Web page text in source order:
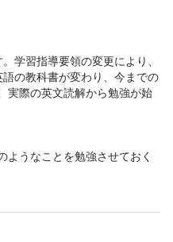
学習指導要領の変更により、
の教科書が変わり、今までの
実際の英文読解から勉強が始
ようなことを勉強させておく